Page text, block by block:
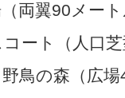
両翼90メー
ート（人口
鳥の森（広場